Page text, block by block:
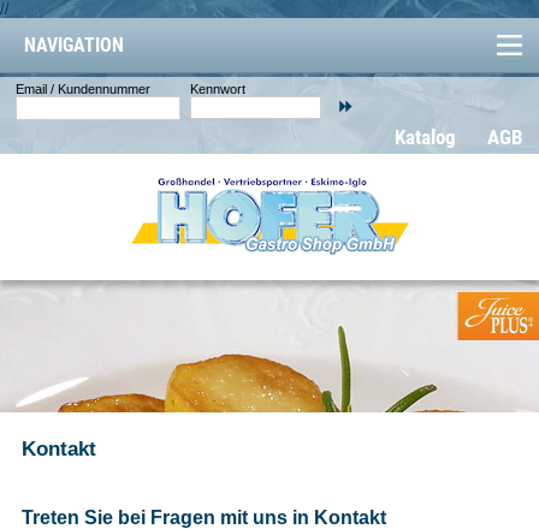
//
NAVIGATION
Email / Kundennummer Kennwort
AGB
Katalog
Kontakt
Treten Sie bei Fragen mit uns in Kontakt